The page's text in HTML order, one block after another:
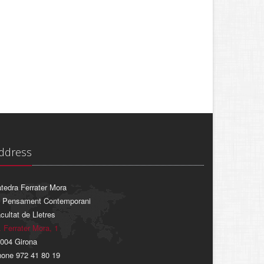
Ferrater Mora
Pensament Contemporani
de Lletres
Ferrater Mora, 1
Girona
972 41 80 19